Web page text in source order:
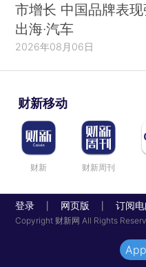
市增长 中国品牌表现
出海·汽车
2026年08月06日
财新移动
财新 财新周刊
登录 网页版 订阅电
Copyright 财新网 All Rights